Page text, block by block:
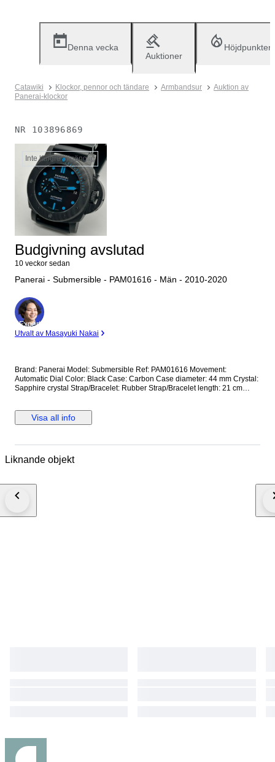
Denna vecka
Auktioner
Höjdpunkter
Catawiki Klockor, pennor och tändare Armbandsur
Auktion av
Panerai-klockor
NR 103896869
Inte längre tillgänglig
Budgivning avslutad
10 veckor sedan
Panerai - Submersible - PAM01616 - Män - 2010-2020
Expert
Utvalt av Masayuki Nakai
Brand: Panerai Model: Submersible Ref: PAM01616 Movement:
Automatic Dial Color: Black Case: Carbon Case diameter: 44 mm Crystal:
Sapphire crystal Strap/Bracelet: Rubber Strap/Bracelet length: 21 cm
**Optional shipping from Europe(EU) is available. Please contact seller
for details.
Visa all info
Liknande objekt